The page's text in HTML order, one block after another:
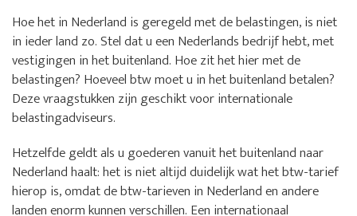
Hoe het in Nederland is geregeld met de belastingen, is niet
in ieder land zo. Stel dat u een Nederlands bedrijf hebt, met
vestigingen in het buitenland. Hoe zit het hier met de
belastingen? Hoeveel btw moet u in het buitenland betalen?
Deze vraagstukken zijn geschikt voor internationale
belastingadviseurs.
Hetzelfde geldt als u goederen vanuit het buitenland naar
Nederland haalt: het is niet altijd duidelijk wat het btw-tarief
hierop is, omdat de btw-tarieven in Nederland en andere
landen enorm kunnen verschillen. Een internationaal